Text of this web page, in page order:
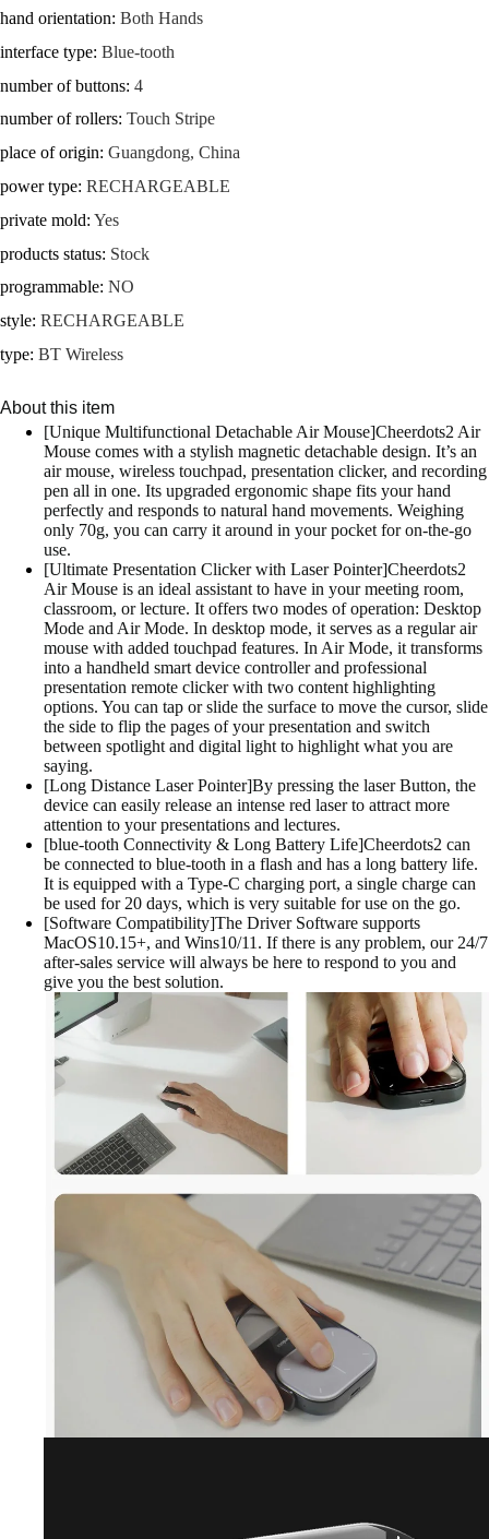
hand orientation: Both Hands
interface type: Blue-tooth
number of buttons: 4
number of rollers: Touch Stripe
place of origin: Guangdong, China
power type: RECHARGEABLE
private mold: Yes
products status: Stock
programmable: NO
style: RECHARGEABLE
type: BT Wireless
About this item
[Unique Multifunctional Detachable Air Mouse]Cheerdots2 Air
Mouse comes with a stylish magnetic detachable design. It’s an
air mouse, wireless touchpad, presentation clicker, and recording
pen all in one. Its upgraded ergonomic shape fits your hand
perfectly and responds to natural hand movements. Weighing
only 70g, you can carry it around in your pocket for on-the-go
use.
[Ultimate Presentation Clicker with Laser Pointer]Cheerdots2
Air Mouse is an ideal assistant to have in your meeting room,
classroom, or lecture. It offers two modes of operation: Desktop
Mode and Air Mode. In desktop mode, it serves as a regular air
mouse with added touchpad features. In Air Mode, it transforms
into a handheld smart device controller and professional
presentation remote clicker with two content highlighting
options. You can tap or slide the surface to move the cursor, slide
the side to flip the pages of your presentation and switch
between spotlight and digital light to highlight what you are
saying.
[Long Distance Laser Pointer]By pressing the laser Button, the
device can easily release an intense red laser to attract more
attention to your presentations and lectures.
[blue-tooth Connectivity & Long Battery Life]Cheerdots2 can
be connected to blue-tooth in a flash and has a long battery life.
It is equipped with a Type-C charging port, a single charge can
be used for 20 days, which is very suitable for use on the go.
[Software Compatibility]The Driver Software supports
MacOS10.15+, and Wins10/11. If there is any problem, our 24/7
after-sales service will always be here to respond to you and
give you the best solution.